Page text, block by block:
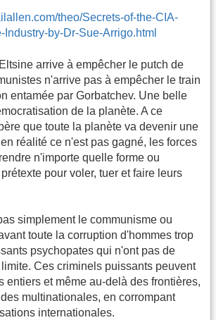
theo/Secrets-of-the-CIA-
by-Dr-Sue-Arrigo.html
arrive à empêcher le putch de
n'arrive pas à empêcher le train
entamée par Gorbatchev. Une belle
de la planète. A ce
que toute la planète va devenir une
réalité ce n'est pas gagné, les forces
n'importe quelle forme ou
pour voler, tuer et faire leurs
simplement le communisme ou
toute la corruption d'hommes trop
psychopates qui n'ont pas de
Ces criminels puissants peuvent
entiers et même au-delà des frontières,
multinationales, en corrompant
internationales.